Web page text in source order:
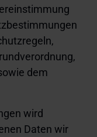
dem
wird
Daten wir